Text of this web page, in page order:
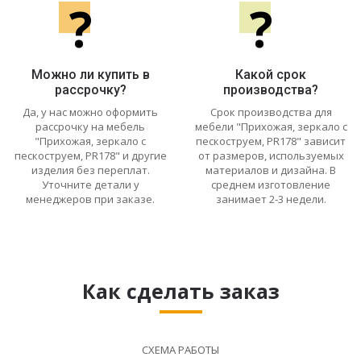
?
Можно ли купить в
рассрочку?
Да, у нас можно оформить
рассрочку на мебель
"Прихожая, зеркало с
пескоструем, PR178" и другие
изделия без переплат.
Уточните детали у
менеджеров при заказе.
?
Какой срок
производства?
Срок производства для
мебели "Прихожая, зеркало с
пескоструем, PR178" зависит
от размеров, используемых
материалов и дизайна. В
среднем изготовление
занимает 2-3 недели.
Как сделать заказ
СХЕМА РАБОТЫ